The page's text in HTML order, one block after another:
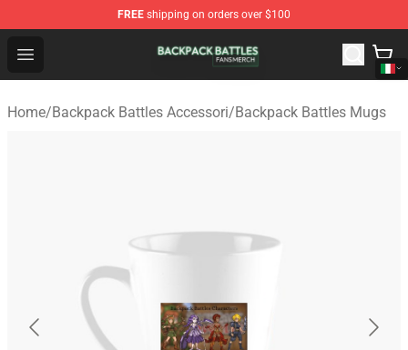
FREE shipping on orders over $100
Open menu
Backpack Battles Shop - Official Backpack Battles
Home/Backpack Battles Accessori/Backpack Battles Mugs